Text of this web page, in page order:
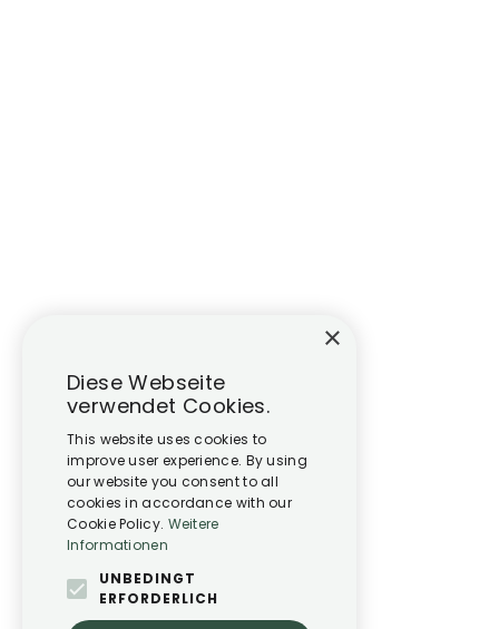
×
Diese Webseite
verwendet Cookies.
This website uses cookies to
improve user experience. By using
our website you consent to all
cookies in accordance with our
Cookie Policy. Weitere
Informationen
UNBEDINGT
ERFORDERLICH